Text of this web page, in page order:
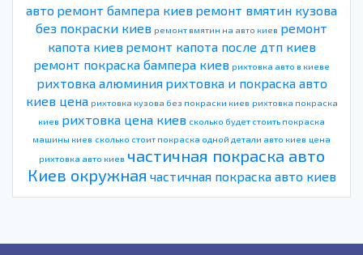
авто ремонт бампера киев ремонт вмятин кузова
без покраски киев ремонт вмятин на авто киев ремонт
капота киев ремонт капота после дтп киев
ремонт покраска бампера киев рихтовка авто в киеве
рихтовка алюминия рихтовка и покраска авто
киев цена рихтовка кузова без покраски киев рихтовка покраска
киев рихтовка цена киев сколько будет стоить покраска
машины киев сколько стоит покраска одной детали авто киев цена
рихтовка авто киев частичная покраска авто
Киев окружная частичная покраска авто киев